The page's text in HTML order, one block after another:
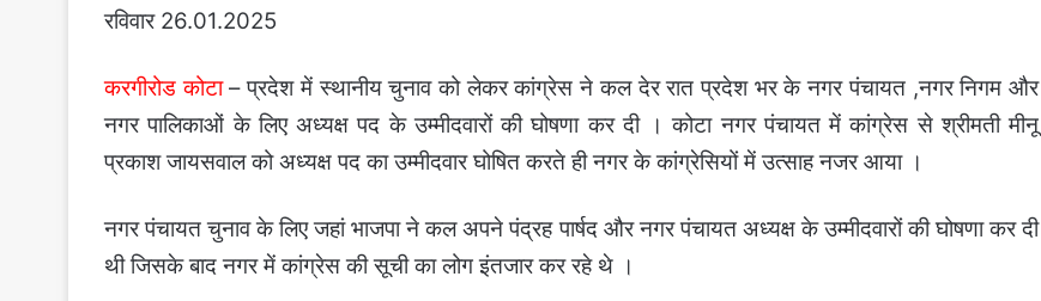
रविवार 26.01.2025
करगीरोड कोटा– प्रदेश में स्थानीय चुनाव को लेकर कांग्रेस ने कल देर रात प्रदेश भर के नगर पंचायत ,नगर निगम और
नगर पालिकाओं के लिए अध्यक्ष पद के उम्मीदवारों की घोषणा कर दी ।कोटा नगर पंचायत में कांग्रेस से श्रीमती मीनू
प्रकाश जायसवाल को अध्यक्ष पद का उम्मीदवार घोषित करते ही नगर के कांग्रेसियों में उत्साह नजर आया ।
नगर पंचायत चुनाव के लिए जहां भाजपा ने कल अपने पंद्रह पार्षद और नगर पंचायत अध्यक्ष के उम्मीदवारों की घोषणा कर दी
थी जिसके बाद नगर में कांग्रेस की सूची का लोग इंतजार कर रहे थे ।